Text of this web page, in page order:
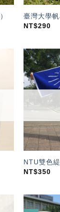
臺灣大學
NT$290
NTU雙色
NT$350